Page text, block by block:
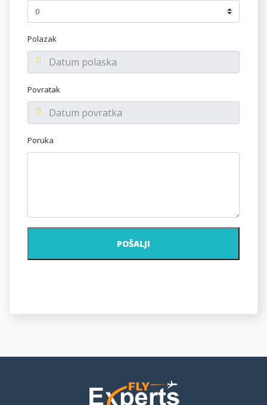
Polazak
Povratak
Poruka
POŠALJI